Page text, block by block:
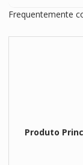
em
Pó
Frequentemente
Produto